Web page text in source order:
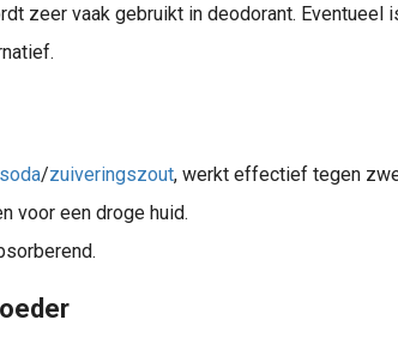
zeer vaak gebruikt in deodorant. Eventueel
/zuiveringszout, werkt effectief tegen
voor een droge huid.